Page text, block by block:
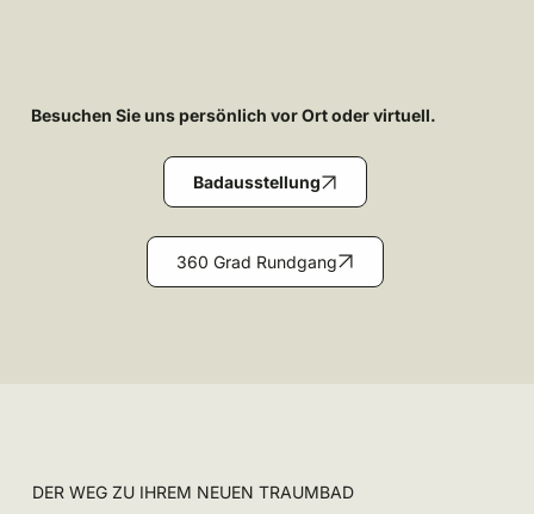
Besuchen Sie uns persönlich vor Ort oder virtuell.
Badausstellung
360 Grad Rundgang
DER WEG ZU IHREM NEUEN TRAUMBAD